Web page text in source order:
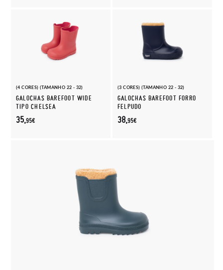
(4 CORES) (TAMANHO 22 - 32)
GALOCHAS BAREFOOT WIDE
TIPO CHELSEA
35,95€
(3 CORES) (TAMANHO 22 - 32)
GALOCHAS BAREFOOT FORRO
FELPUDO
38,95€